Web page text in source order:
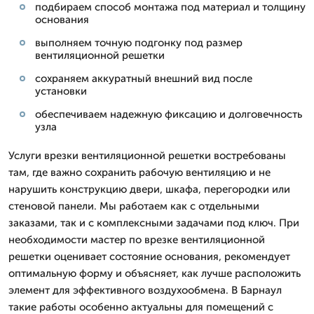
подбираем способ монтажа под материал и толщину
основания
выполняем точную подгонку под размер
вентиляционной решетки
сохраняем аккуратный внешний вид после
установки
обеспечиваем надежную фиксацию и долговечность
узла
Услуги врезки вентиляционной решетки востребованы
там, где важно сохранить рабочую вентиляцию и не
нарушить конструкцию двери, шкафа, перегородки или
стеновой панели. Мы работаем как с отдельными
заказами, так и с комплексными задачами под ключ. При
необходимости мастер по врезке вентиляционной
решетки оценивает состояние основания, рекомендует
оптимальную форму и объясняет, как лучше расположить
элемент для эффективного воздухообмена. В Барнаул
такие работы особенно актуальны для помещений с